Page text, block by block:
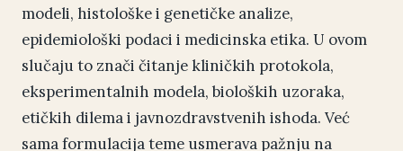
modeli, histološke i genetičke analize,
epidemiološki podaci i medicinska etika. U ovom
slučaju to znači čitanje kliničkih protokola,
eksperimentalnih modela, bioloških uzoraka,
etičkih dilema i javnozdravstvenih ishoda. Već
sama formulacija teme usmerava pažnju na